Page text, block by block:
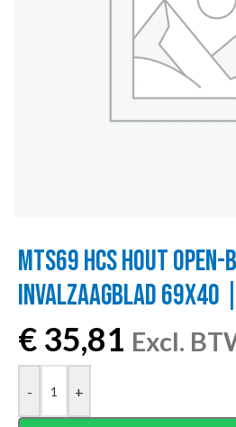
MTS69 HCS HOUT OPEN-
INVALZAAGBLAD
€ 35,81 Excl.
- +